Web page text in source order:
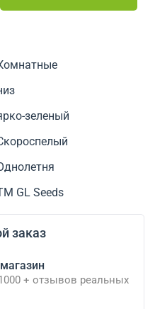
зеленый
GL Seeds
заказ
+ отзывов реальных